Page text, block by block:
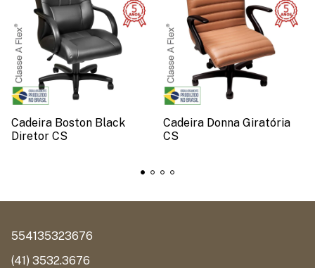
Cadeira Boston Black
Diretor CS
Cadeira Donna Giratória
CS
554135323676
(41) 3532.3676